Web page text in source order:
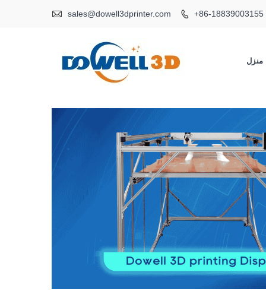
 sales@dowell3dprinter.com  +86-18839003155
منزل